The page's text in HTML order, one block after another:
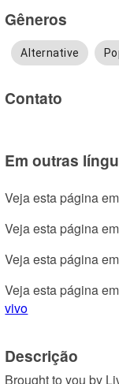
Gêneros
Alternative
Contato
Em outras
Veja esta página
Veja esta página
Veja esta página
Veja esta página
vivo
Descrição
Brought to you by